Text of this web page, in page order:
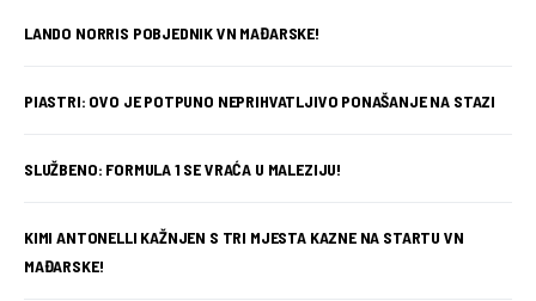
LANDO NORRIS POBJEDNIK VN MAĐARSKE!
PIASTRI: OVO JE POTPUNO NEPRIHVATLJIVO PONAŠANJE NA STAZI
SLUŽBENO: FORMULA 1 SE VRAĆA U MALEZIJU!
KIMI ANTONELLI KAŽNJEN S TRI MJESTA KAZNE NA STARTU VN
MAĐARSKE!